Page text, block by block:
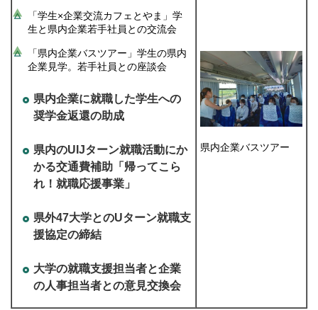
「学生×企業交流カフェとやま」学
生と県内企業若手社員との交流会
「県内企業バスツアー」学生の県内
企業見学。若手社員との座談会
県内企業に就職した学生への
奨学金返還の助成
県内のUIJターン就職活動にか
かる交通費補助「帰ってこら
れ！就職応援事業」
県外47大学とのUターン就職支
援協定の締結
大学の就職支援担当者と企業
の人事担当者との意見交換会
県内企業バスツアー